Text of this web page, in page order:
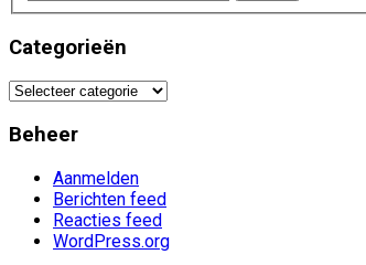
Categorieën
Categorieën
Beheer
Aanmelden
Berichten feed
Reacties feed
WordPress.org